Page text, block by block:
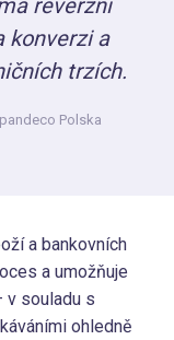
konverzi a
trzích.
Polska
a bankovních
a umožňuje
v souladu s
ohledně